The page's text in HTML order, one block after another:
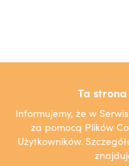
Ta
Informujemy, że w
za pomocą Plików
Użytkowników.